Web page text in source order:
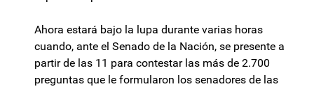
Ahora estará bajo la lupa durante varias horas
cuando, ante el Senado de la Nación, se presente a
partir de las 11 para contestar las más de 2.700
preguntas que le formularon los senadores de las